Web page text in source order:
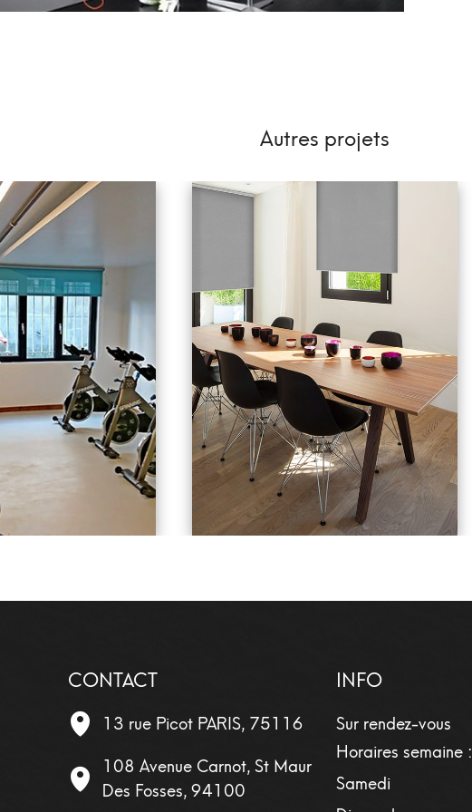
Autres projets
CONTACT
13 rue Picot PARIS, 75116
108 Avenue Carnot, St Maur
Des Fosses, 94100
INFO
Sur rendez-vous
Horaires semaine :
Samedi